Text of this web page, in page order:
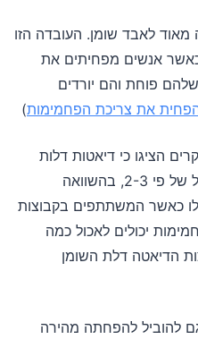
לאבד שומן. העובדה הזו
אנשים מפחיתים את
פוחת והם יורדים
)
מבוקרים הציגו כי דיאטות דלות
פחמימות גורמות לירידה במשקל של פי 2-3, בהשוואה
כאשר המשתתפים בקבוצות
יכולים לאכול כמה
הדיאטה דלת השומן
להוביל להפחתה מהירה